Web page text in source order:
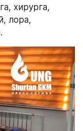
хирурга,
лора,